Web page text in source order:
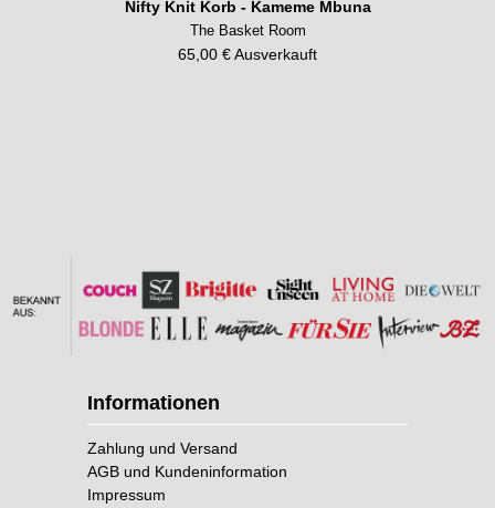
Nifty Knit Korb - Kameme Mbuna
The Basket Room
65,00 € Ausverkauft
Informationen
Zahlung und Versand
AGB und Kundeninformation
Impressum